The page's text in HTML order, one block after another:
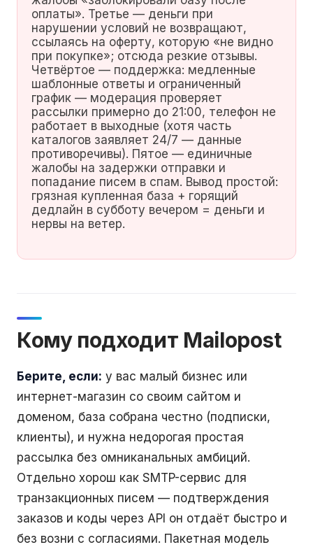
оплаты». Третье — деньги при
нарушении условий не возвращают,
ссылаясь на оферту, которую «не видно
при покупке»; отсюда резкие отзывы.
Четвёртое — поддержка: медленные
шаблонные ответы и ограниченный
график — модерация проверяет
рассылки примерно до 21:00, телефон не
работает в выходные (хотя часть
каталогов заявляет 24/7 — данные
противоречивы). Пятое — единичные
жалобы на задержки отправки и
попадание писем в спам. Вывод простой:
грязная купленная база + горящий
дедлайн в субботу вечером = деньги и
нервы на ветер.
Кому подходит Mailopost
Берите, если: у вас малый бизнес или
интернет-магазин со своим сайтом и
доменом, база собрана честно (подписки,
клиенты), и нужна недорогая простая
рассылка без омниканальных амбиций.
Отдельно хорош как SMTP-сервис для
транзакционных писем — подтверждения
заказов и коды через API он отдаёт быстро и
без возни с согласиями. Пакетная модель